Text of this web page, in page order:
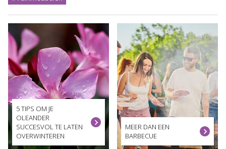
5 TIPS OM JE
OLEANDER
SUCCESVOL TE LATEN
OVERWINTEREN
MEER DAN EEN
BARBECUE